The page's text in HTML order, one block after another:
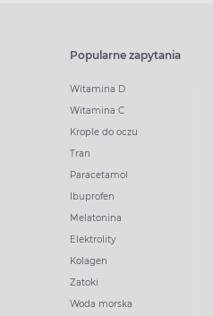
Popularne zapytania
Witamina D
Witamina C
Krople do oczu
Tran
Paracetamol
Ibuprofen
Melatonina
Elektrolity
Kolagen
Zatoki
Woda morska